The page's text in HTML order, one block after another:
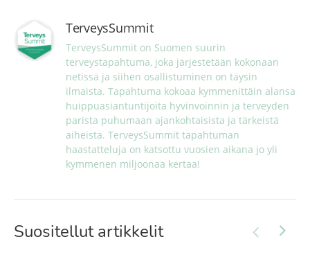
TerveysSummit
TerveysSummit on Suomen suurin
terveystapahtuma, joka järjestetään kokonaan
netissä ja siihen osallistuminen on täysin
ilmaista. Tapahtuma kokoaa kymmenittäin alansa
huippuasiantuntijoita hyvinvoinnin ja terveyden
parista puhumaan ajankohtaisista ja tärkeistä
aiheista. TerveysSummit tapahtuman
haastatteluja on katsottu vuosien aikana jo yli
kymmenen miljoonaa kertaa!
Suositellut artikkelit